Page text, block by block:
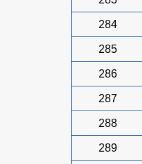
284
285
286
287
288
289